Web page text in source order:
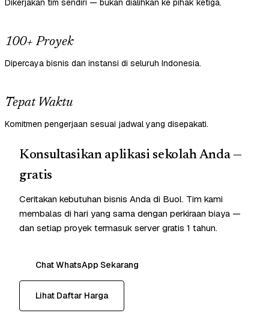
Dikerjakan tim sendiri — bukan dialihkan ke pihak ketiga.
100+ Proyek
Dipercaya bisnis dan instansi di seluruh Indonesia.
Tepat Waktu
Komitmen pengerjaan sesuai jadwal yang disepakati.
Konsultasikan aplikasi sekolah Anda —
gratis
Ceritakan kebutuhan bisnis Anda di Buol. Tim kami
membalas di hari yang sama dengan perkiraan biaya —
dan setiap proyek termasuk server gratis 1 tahun.
Chat WhatsApp Sekarang
Lihat Daftar Harga